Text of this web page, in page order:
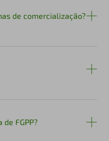
de comercialização?
FGPP?